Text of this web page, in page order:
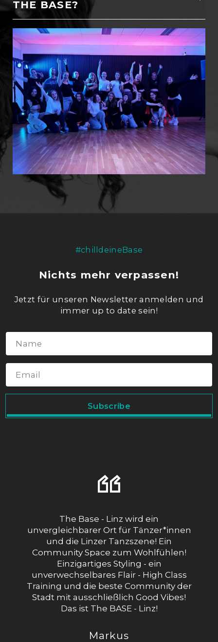
THE BASE?
#chilldeineBase
Nichts mehr verpassen!
Jetzt für unseren Newsletter anmelden und
immer up to date sein!
Subscribe
The Base - Linz wird ein
unvergleichbarer Ort für Tänzer*innen
und die Linzer Tanzszene! Ein
Community Space zum Wohlfühlen!
Einzigartiges Styling - ein
unverwechselbares Flair - High Class
Training und die beste Community der
Stadt mit ausschließlich Good Vibes!
Das ist The BASE - Linz!
Markus